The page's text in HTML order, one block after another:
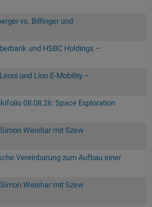
vs. Bilfinger und
und HSBC Holdings –
und Lion E-Mobility –
08.08.26: Space Exploration
Weishar mit Szew
Vereinbarung zum Aufbau einer
Weishar mit Szew